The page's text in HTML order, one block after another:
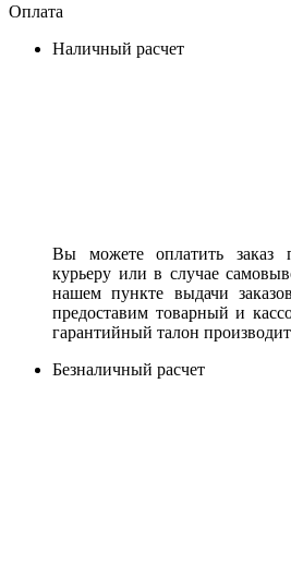
Оплата
Наличный расчет
Вы можете оплатить заказ
курьеру или в случае
нашем пункте выдачи
предоставим товарный и
гарантийный талон
Безналичный расчет